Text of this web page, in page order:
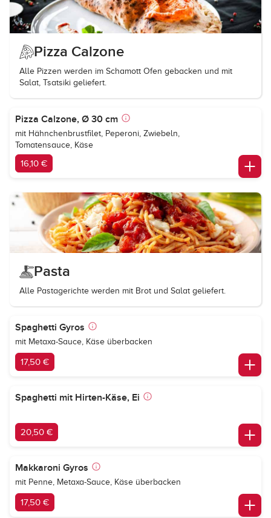
Pizza Calzone
Alle Pizzen werden im Schamott Ofen gebacken und mit
Salat, Tsatsiki geliefert.
Pizza Calzone, Ø 30 cm
mit Hähnchenbrustfilet, Peperoni, Zwiebeln,
Tomatensauce, Käse
16,10 €
Pasta
Alle Pastagerichte werden mit Brot und Salat geliefert.
Spaghetti Gyros
mit Metaxa-Sauce, Käse überbacken
17,50 €
Spaghetti mit Hirten-Käse, Ei
20,50 €
Makkaroni Gyros
mit Penne, Metaxa-Sauce, Käse überbacken
17,50 €